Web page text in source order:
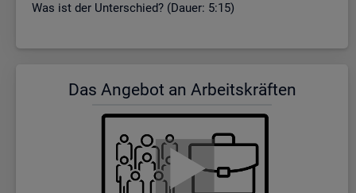
Was ist der Un­ter­schied? (Dauer: 5:15)
Das An­ge­bot an Ar­beits­kräf­ten